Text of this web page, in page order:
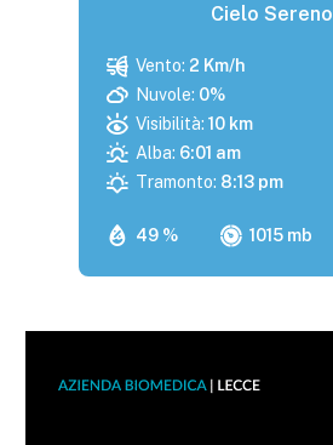
Cielo Sereno
49 % 1015 mb
Vento: 2 Km/h
Nuvole: 0%
Visibilità: 10 km
Alba: 6:01 am
Tramonto: 8:13 pm